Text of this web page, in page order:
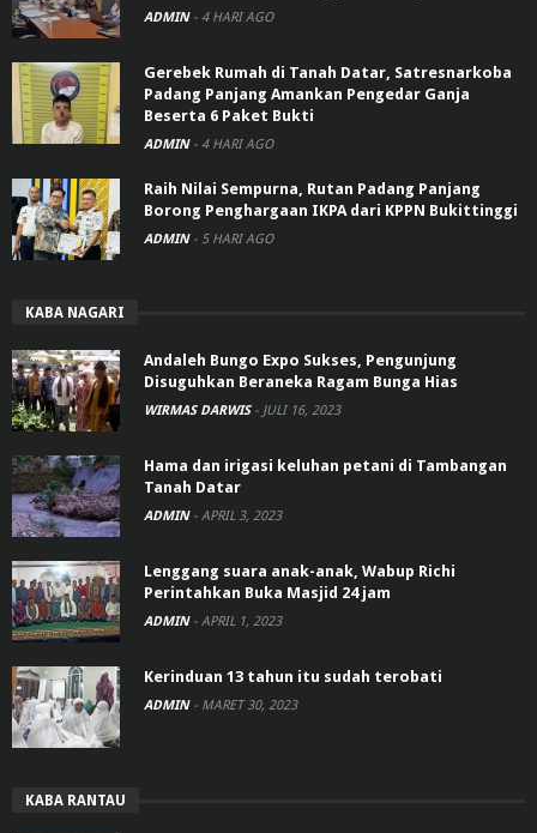
ADMIN - 4 HARI AGO
Gerebek Rumah di Tanah Datar, Satresnarkoba
Padang Panjang Amankan Pengedar Ganja
Beserta 6 Paket Bukti
ADMIN - 4 HARI AGO
Raih Nilai Sempurna, Rutan Padang Panjang
Borong Penghargaan IKPA dari KPPN Bukittinggi
ADMIN - 5 HARI AGO
KABA NAGARI
Andaleh Bungo Expo Sukses, Pengunjung
Disuguhkan Beraneka Ragam Bunga Hias
WIRMAS DARWIS - JULI 16, 2023
Hama dan irigasi keluhan petani di Tambangan
Tanah Datar
ADMIN - APRIL 3, 2023
Lenggang suara anak-anak, Wabup Richi
Perintahkan Buka Masjid 24 jam
ADMIN - APRIL 1, 2023
Kerinduan 13 tahun itu sudah terobati
ADMIN - MARET 30, 2023
KABA RANTAU